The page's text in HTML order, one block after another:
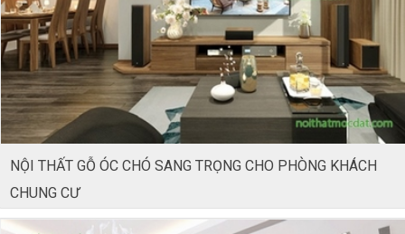
NỘI THẤT GỖ ÓC CHÓ SANG TRỌNG CHO PHÒNG KHÁCH
CHUNG CƯ